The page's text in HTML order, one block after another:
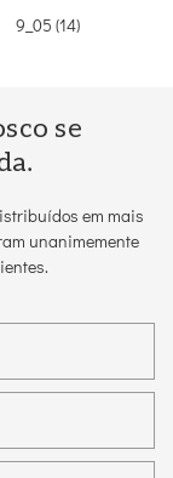
se
em mais
unanimemente